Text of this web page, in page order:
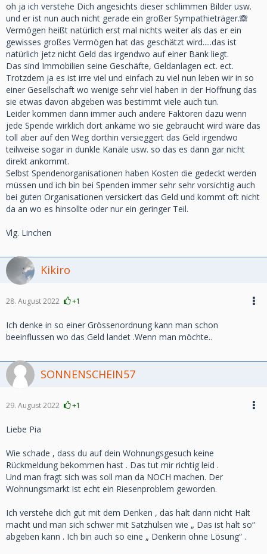
oh ja ich verstehe Dich angesichts dieser schlimmen Bilder usw.
und er ist nun auch nicht gerade ein großer Sympathieträger.🙈
Vermögen heißt natürlich erst mal nichts weiter als das er ein
gewisses großes Vermögen hat das geschätzt wird.....das ist
natürlich jetz nicht Geld das irgendwo auf einer Bank liegt.
Das sind Immobilien seine Geschäfte, Geldanlagen ect. ect.
Trotzdem ja es ist irre viel und einfach zu viel nun leben wir in so
einer Gesellschaft wo wenige sehr viel haben in der Hoffnung das
sie etwas davon abgeben was bestimmt viele auch tun.
Leider kommen dann immer auch andere Faktoren dazu wenn
jede Spende wirklich dort ankäme wo sie gebraucht wird wäre das
toll aber auf den Weg dorthin versieggert das Geld irgendwo
teilweise sogar in dunkle Kanäle usw. so das es dann gar nicht
direkt ankommt.
Selbst Spendenorganisationen haben Kosten die gedeckt werden
müssen und ich bin bei Spenden immer sehr sehr vorsichtig auch
bei guten Organisationen versickert das Geld und kommt oft nicht
da an wo es hinsollte oder nur ein geringer Teil.
Vlg. Linchen
Kikiro
28. August 2022 +1
Ich denke in so einer Grössenordnung kann man schon
beeinflussen wo das Geld landet .Wenn man möchte..
SONNENSCHEIN57
29. August 2022 +1
Liebe Pia
Wie schade , dass du auf dein Wohnungsgesuch keine
Rückmeldung bekommen hast . Das tut mir richtig leid .
Und man fragt sich was soll man da NOCH machen. Der
Wohnungsmarkt ist echt ein Riesenproblem geworden.
Ich verstehe dich gut mit dem Denken , das halt dann nicht Halt
macht und man sich schwer mit Satzhülsen wie „ Das ist halt so“
abgeben kann . Ich bin auch so eine „ Denkerin ohne Lösung“ .